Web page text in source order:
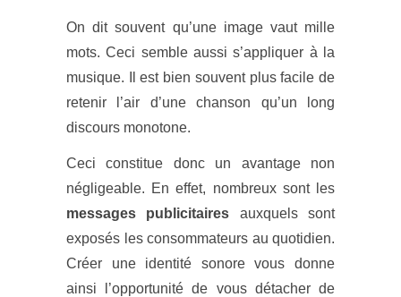
On dit souvent qu’une image vaut mille
mots. Ceci semble aussi s’appliquer à la
musique. Il est bien souvent plus facile de
retenir l’air d’une chanson qu’un long
discours monotone.
Ceci constitue donc un avantage non
négligeable. En effet, nombreux sont les
messages publicitaires auxquels sont
exposés les consommateurs au quotidien.
Créer une identité sonore vous donne
ainsi l’opportunité de vous détacher de